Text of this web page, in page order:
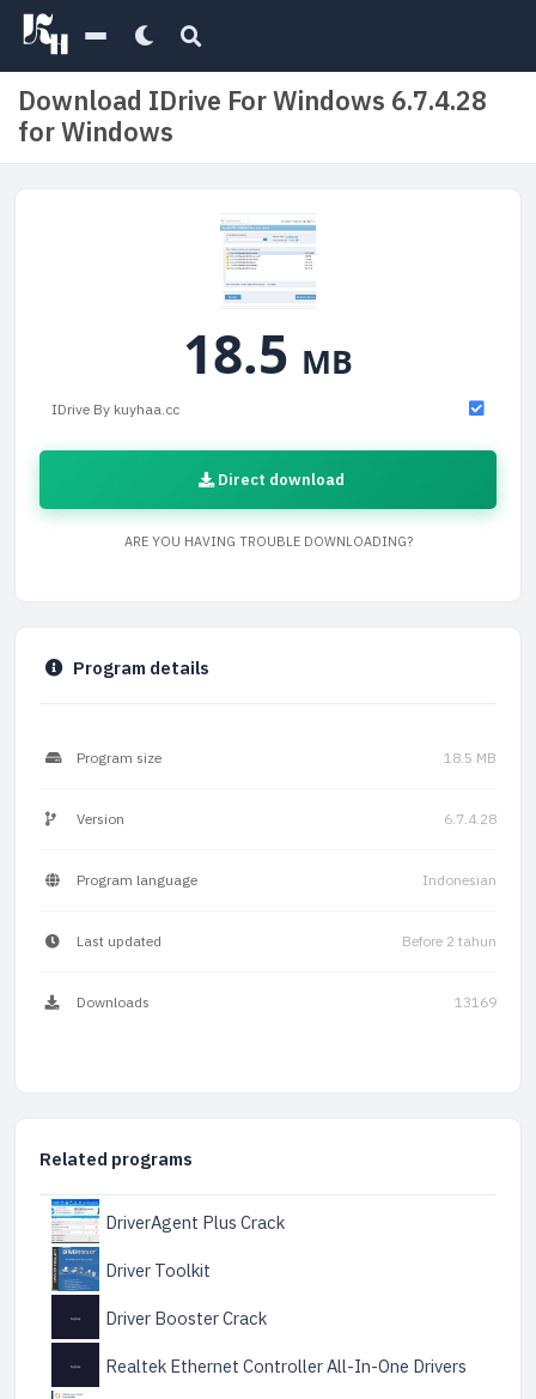
Download IDrive For Windows 6.7.4.28
for Windows
18.5 MB
IDrive By kuyhaa.cc
Direct download
ARE YOU HAVING TROUBLE DOWNLOADING?
Program details
Program size 18.5 MB
Version 6.7.4.28
Program language Indonesian
Last updated Before 2 tahun
Downloads 13169
Related programs
DriverAgent Plus Crack
Driver Toolkit
Driver Booster Crack
Realtek Ethernet Controller All-In-One Drivers